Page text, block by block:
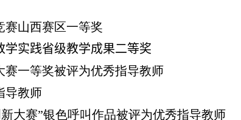
赛山西赛区一等奖
学实践省级教学成果二等奖
赛一等奖被评为优秀指导教师
导教师
大赛”银色呼叫作品被评为优秀指导教师